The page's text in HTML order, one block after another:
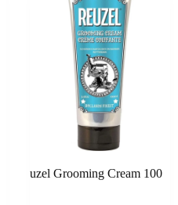
Reuzel Grooming Cream 100